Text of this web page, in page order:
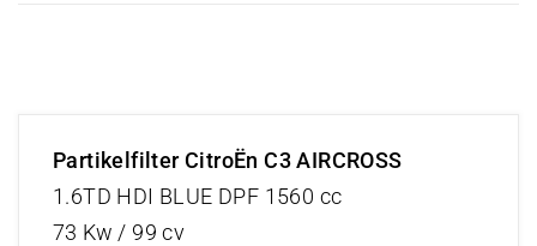
Partikelfilter CitroËn C3 AIRCROSS
1.6TD HDI BLUE DPF 1560 cc
73 Kw / 99 cv